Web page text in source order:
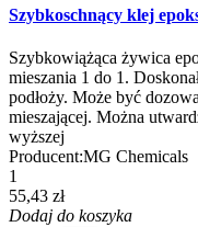
Szybkoschnący klej
Szybkowiążąca żywica
mieszania 1 do 1.
podłoży. Może być
mieszającej. Można
wyższej
Producent:MG Chemicals
1
55,43 zł
Dodaj do koszyka